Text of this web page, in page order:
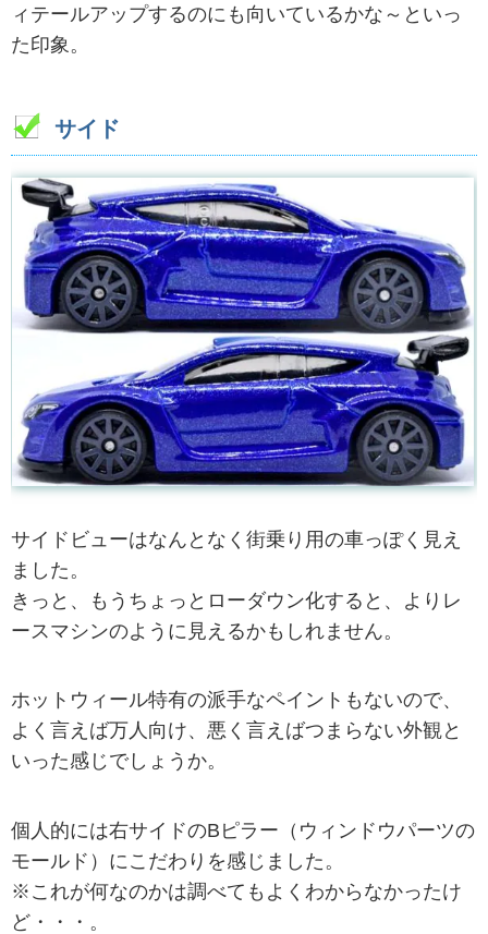
ィテールアップするのにも向いているかな～といっ
た印象。
サイド
サイドビューはなんとなく街乗り用の車っぽく見え
ました。
きっと、もうちょっとローダウン化すると、よりレ
ースマシンのように見えるかもしれません。
ホットウィール特有の派手なペイントもないので、
よく言えば万人向け、悪く言えばつまらない外観と
いった感じでしょうか。
個人的には右サイドのBピラー（ウィンドウパーツの
モールド）にこだわりを感じました。
※これが何なのかは調べてもよくわからなかったけ
ど・・・。